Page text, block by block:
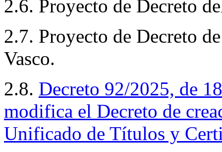
2.6. Proyecto de Decreto
2.7. Proyecto de Decreto
Vasco.
2.8. Decreto 92/2025, de
modifica el Decreto de
Unificado de Títulos y